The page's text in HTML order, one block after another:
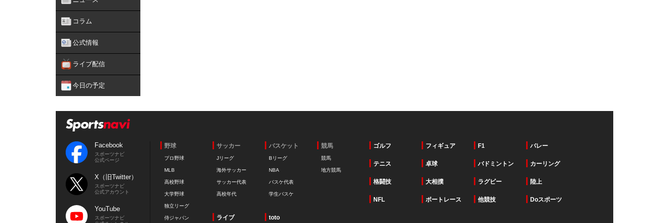
コラム
公式情報
ライブ配信
今日の予定
Facebook
スポーツナビ
公式ページ
X（旧Twitter）
スポーツナビ
公式アカウント
YouTube
スポーツナビ
野球
プロ野球
MLB
高校野球
大学野球
独立リーグ
侍ジャパン
サッカー
Jリーグ
海外サッカー
サッカー代表
高校年代
バスケット
Bリーグ
NBA
バスケ代表
学生バスケ
競馬
競馬
地方競馬
ゴルフ フィギュア F1 バレー
テニス 卓球 バドミントン カーリング
格闘技 大相撲 ラグビー 陸上
NFL ボートレース 他競技 Doスポーツ
ライブ toto